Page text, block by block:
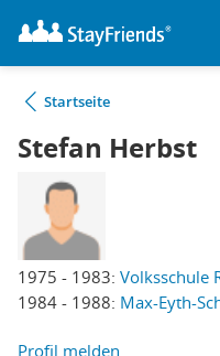
Startseite
Stefan Herbst
1975 - 1983: Volksschule
1984 - 1988: Max-Eyth-
Profil melden